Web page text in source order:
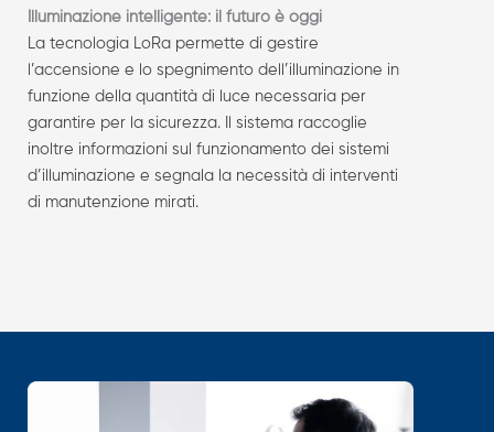
Illuminazione intelligente: il futuro è oggi
La tecnologia LoRa permette di gestire
l’accensione e lo spegnimento dell’illuminazione in
funzione della quantità di luce necessaria per
garantire per la sicurezza. Il sistema raccoglie
inoltre informazioni sul funzionamento dei sistemi
d’illuminazione e segnala la necessità di interventi
di manutenzione mirati.